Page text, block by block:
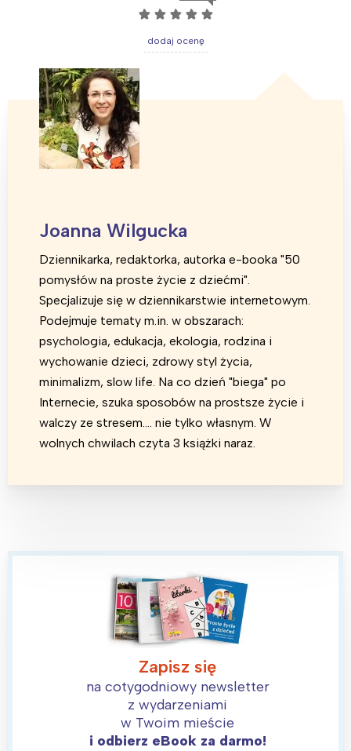
☆ ☆ ☆ ☆ ☆
dodaj ocenę
Joanna Wilgucka
Dziennikarka, redaktorka, autorka e-booka "50
pomysłów na proste życie z dziećmi".
Specjalizuje się w dziennikarstwie internetowym.
Podejmuje tematy m.in. w obszarach:
psychologia, edukacja, ekologia, rodzina i
wychowanie dzieci, zdrowy styl życia,
minimalizm, slow life. Na co dzień "biega" po
Internecie, szuka sposobów na prostsze życie i
walczy ze stresem.... nie tylko własnym. W
wolnych chwilach czyta 3 książki naraz.
Zapisz się
na cotygodniowy newsletter
z wydarzeniami
w Twoim mieście
i odbierz eBook za darmo!